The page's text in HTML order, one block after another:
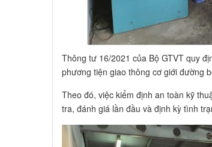
Thông tư 16/2021 của Bộ GTVT quy
phương tiện giao thông cơ giới đường
Theo đó, việc kiểm định an toàn kỹ
tra, đánh giá lần đầu và định kỳ tình